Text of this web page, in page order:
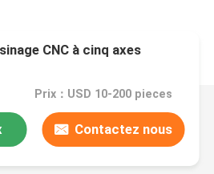
CNC à cinq axes
Prix：USD 10-200 pieces
Contactez nous